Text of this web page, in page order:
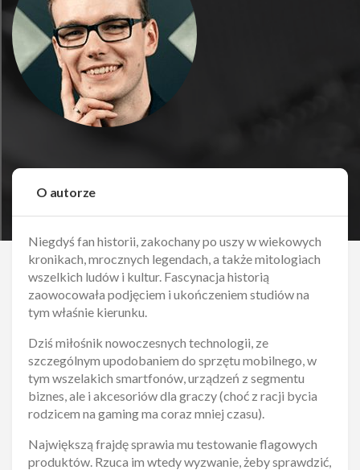
O autorze
Niegdyś fan historii, zakochany po uszy w wiekowych
kronikach, mrocznych legendach, a także mitologiach
wszelkich ludów i kultur. Fascynacja historią
zaowocowała podjęciem i ukończeniem studiów na
tym właśnie kierunku.
Dziś miłośnik nowoczesnych technologii, ze
szczególnym upodobaniem do sprzętu mobilnego, w
tym wszelakich smartfonów, urządzeń z segmentu
biznes, ale i akcesoriów dla graczy (choć z racji bycia
rodzicem na gaming ma coraz mniej czasu).
Największą frajdę sprawia mu testowanie flagowych
produktów. Rzuca im wtedy wyzwanie, żeby sprawdzić,